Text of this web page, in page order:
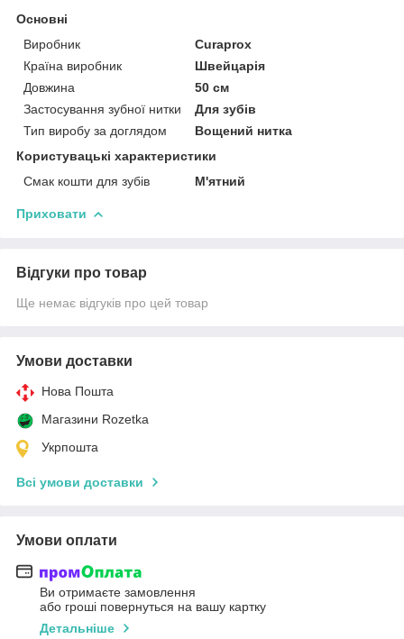
Основні
Виробник
Curaprox
Країна виробник
Швейцарія
Довжина
50 см
Застосування зубної нитки
Для зубів
Тип виробу за доглядом
Вощений нитка
Користувацькi характеристики
Смак кошти для зубів
М'ятний
Приховати
Відгуки про товар
Ще немає відгуків про цей товар
Умови доставки
Нова Пошта
Магазини Rozetka
Укрпошта
Всі умови доставки
Умови оплати
Ви отримаєте замовлення
або гроші повернуться на вашу картку
Детальніше